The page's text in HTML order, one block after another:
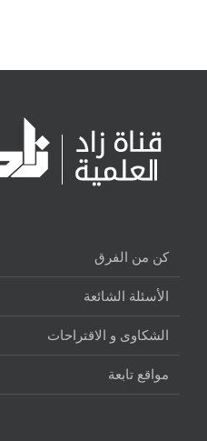
كن من الفرق
الأسئلة الشائعة
الشكاوى و الاقتراحات
مواقع تابعة